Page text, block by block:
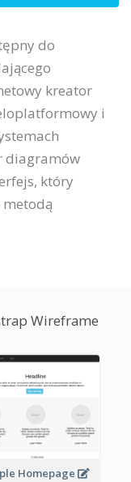
do
kreator
i
diagramów
który
Wireframe
Homepage